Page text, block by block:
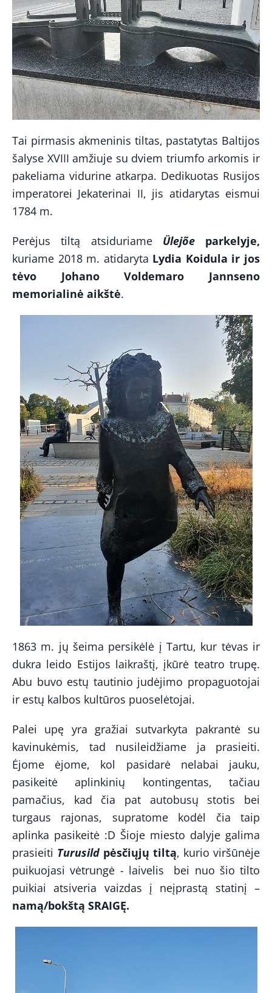
Tai pirmasis akmeninis tiltas, pastatytas Baltijos
šalyse XVIII amžiuje su dviem triumfo arkomis ir
pakeliama vidurine atkarpa. Dedikuotas Rusijos
imperatorei Jekaterinai II, jis atidarytas eismui
1784 m.
Perėjus tiltą atsiduriame Ülejõeparkelyje,
kuriame 2018 m. atidaryta Lydia Koidula ir jos
tėvo Johano Voldemaro Jannseno
memorialinė aikštė.
1863 m. jų šeima persikėlė į Tartu, kur tėvas ir
dukra leido Estijos laikraštį, įkūrė teatro trupę.
Abu buvo estų tautinio judėjimo propaguotojai
ir estų kalbos kultūros puoselėtojai.
Palei upę yra gražiai sutvarkyta pakrantė su
kavinukėmis, tad nusileidžiame ja prasieiti.
Ėjome ėjome, kol pasidarė nelabai jauku,
pasikeitė aplinkinių kontingentas, tačiau
pamačius, kad čia pat autobusų stotis bei
turgaus rajonas, supratome kodėl čia taip
aplinka pasikeitė :D Šioje miesto dalyje galima
prasieiti Turusild pėsčiųjų tiltą, kurio viršūnėje
puikuojasi vėtrungė - laivelis bei nuo šio tilto
puikiai atsiveria vaizdas į neįprastą statinį –
namą/bokštą SRAIGĘ.